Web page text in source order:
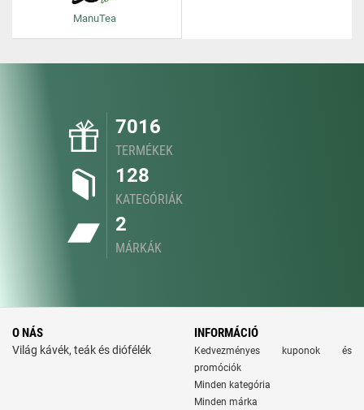
ManuTea
7016
TERMÉKEK
128
KATEGÓRIÁK
2
MÁRKÁK
O NÁS
Világ kávék, teák és diófélék
INFORMÁCIÓ
Kedvezményes kuponok és
promóciók
Minden kategória
Minden márka